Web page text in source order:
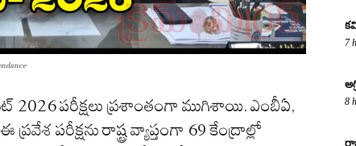
2026 పరీక్షలు ప్రశాంతంగా ముగిశాయి. ఎంబీఏ,
పరీక్షను రాష్ట్ర వ్యాప్తంగా 69 కేంద్రాల్లో
7
8